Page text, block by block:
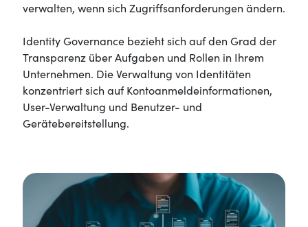
verwalten, wenn sich Zugriffsanforderungen ändern.
Identity Governance bezieht sich auf den Grad der
Transparenz über Aufgaben und Rollen in Ihrem
Unternehmen. Die Verwaltung von Identitäten
konzentriert sich auf Kontoanmeldeinformationen,
User-Verwaltung und Benutzer- und
Gerätebereitstellung.